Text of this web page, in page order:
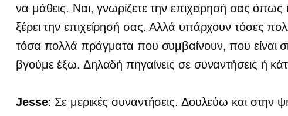
να μάθεις. Ναι, γνωρίζετε την επιχείρησή σας όπως
ξέρει την επιχείρησή σας. Αλλά υπάρχουν τόσες
τόσα πολλά πράγματα που συμβαίνουν, που είναι
βγούμε έξω. Δηλαδή πηγαίνεις σε συναντήσεις ή κάτι
Jesse: Σε μερικές συναντήσεις. Δουλεύω και στην